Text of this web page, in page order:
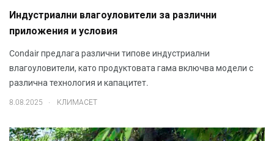
Индустриални влагоуловители за различни
приложения и условия
Condair предлага различни типове индустриални
влагоуловители, като продуктовата гама включва модели с
различна технология и капацитет.
8.08.2025 КЛИМАСЕТ